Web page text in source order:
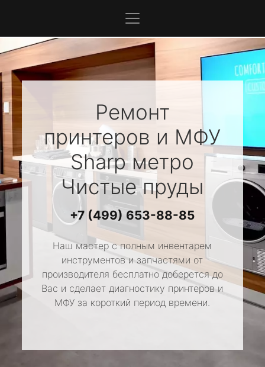
Ремонт
принтеров и МФУ
Sharpметро
Чистые пруды
+7 (499) 653-88-85
Наш мастер с полным инвентарем
инструментов и запчастями от
производителя бесплатно доберется до
Вас и сделает диагностику принтеров и
МФУ за короткий период времени.